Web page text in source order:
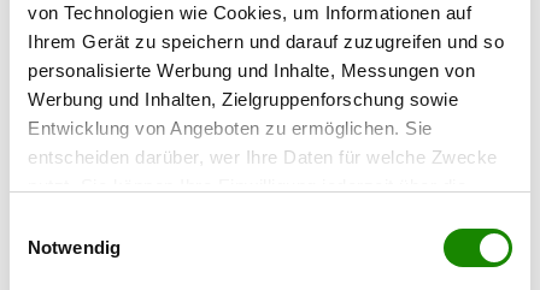
von Technologien wie Cookies, um Informationen auf
Ihrem Gerät zu speichern und darauf zuzugreifen und so
personalisierte Werbung und Inhalte, Messungen von
Werbung und Inhalten, Zielgruppenforschung sowie
Entwicklung von Angeboten zu ermöglichen. Sie
entscheiden darüber, wer Ihre Daten für welche Zwecke
Trigger Symbol ändern oder widerrufen
Notwendig